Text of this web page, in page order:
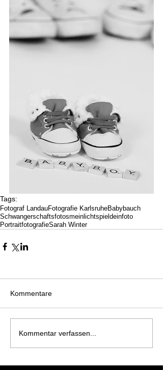
Tags:
Fotograf LandauFotografie KarlsruheBabybauch
Schwangerschaftsfotosmeinlichtspieldeinfoto
PortraitfotografieSarah Winter
Kommentare
Kommentar verfassen...